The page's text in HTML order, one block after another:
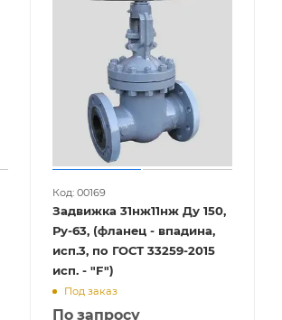
Код: 00169
Задвижка 31нж11нж Ду 150,
Ру-63, (фланец - впадина,
исп.3, по ГОСТ 33259-2015
исп. - "F")
Под заказ
По запросу